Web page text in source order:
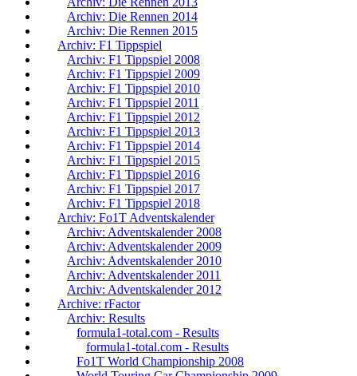
Archiv: Die Rennen 2014
Archiv: Die Rennen 2015
Archiv: F1 Tippspiel
Archiv: F1 Tippspiel 2008
Archiv: F1 Tippspiel 2009
Archiv: F1 Tippspiel 2010
Archiv: F1 Tippspiel 2011
Archiv: F1 Tippspiel 2012
Archiv: F1 Tippspiel 2013
Archiv: F1 Tippspiel 2014
Archiv: F1 Tippspiel 2015
Archiv: F1 Tippspiel 2016
Archiv: F1 Tippspiel 2017
Archiv: F1 Tippspiel 2018
Archiv: Fo1T Adventskalender
Archiv: Adventskalender 2008
Archiv: Adventskalender 2009
Archiv: Adventskalender 2010
Archiv: Adventskalender 2011
Archiv: Adventskalender 2012
Archive: rFactor
Archiv: Results
formula1-total.com - Results
formula1-total.com - Results
Fo1T World Championship 2008